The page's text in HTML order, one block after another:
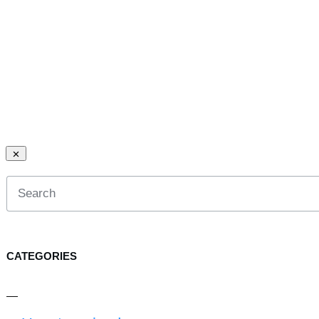
CATEGORIES